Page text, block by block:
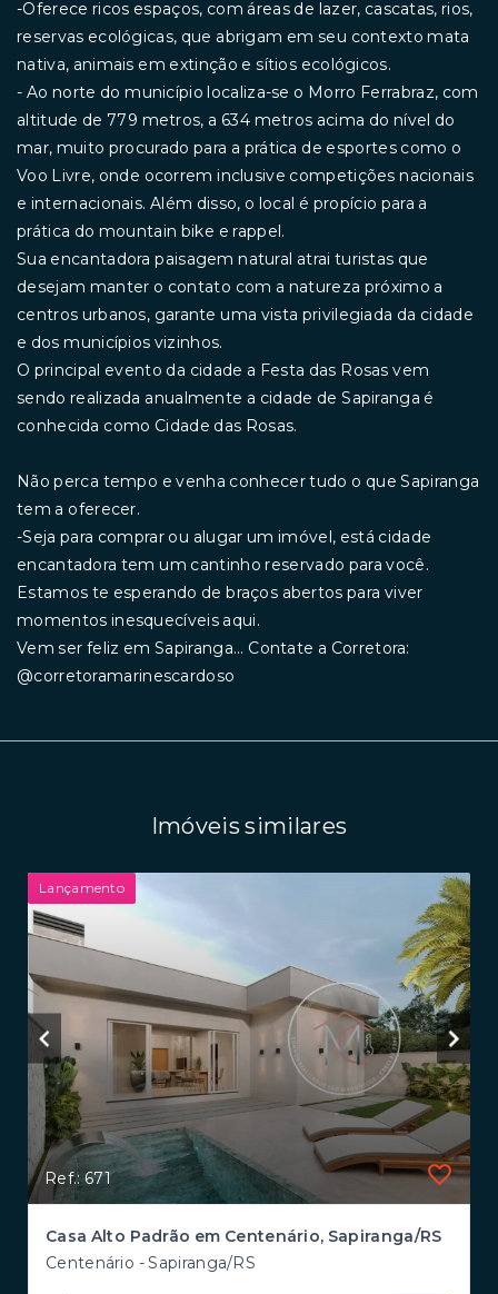
-Oferece ricos espaços, com áreas de lazer, cascatas, rios,
reservas ecológicas, que abrigam em seu contexto mata
nativa, animais em extinção e sítios ecológicos.
- Ao norte do município localiza-se o Morro Ferrabraz, com
altitude de 779 metros, a 634 metros acima do nível do
mar, muito procurado para a prática de esportes como o
Voo Livre, onde ocorrem inclusive competições nacionais
e internacionais. Além disso, o local é propício para a
prática do mountain bike e rappel.
Sua encantadora paisagem natural atrai turistas que
desejam manter o contato com a natureza próximo a
centros urbanos, garante uma vista privilegiada da cidade
e dos municípios vizinhos.
O principal evento da cidade a Festa das Rosas vem
sendo realizada anualmente a cidade de Sapiranga é
conhecida como Cidade das Rosas.
Não perca tempo e venha conhecer tudo o que Sapiranga
tem a oferecer.
-Seja para comprar ou alugar um imóvel, está cidade
encantadora tem um cantinho reservado para você.
Estamos te esperando de braços abertos para viver
momentos inesquecíveis aqui.
Vem ser feliz em Sapiranga... Contate a Corretora:
@corretoramarinescardoso
Imóveis similares
Lançamento
Ref.: 671
Casa Alto Padrão em Centenário, Sapiranga/RS
Centenário - Sapiranga/RS